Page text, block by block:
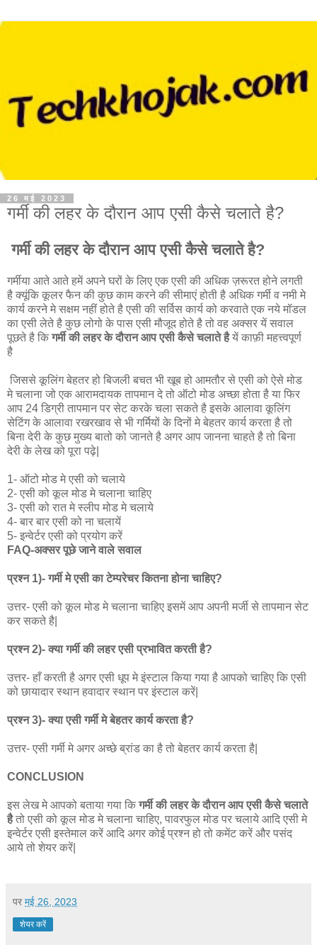
26 मई 2023
गर्मी की लहर के दौरान आप एसी कैसे चलाते है?
गर्मी की लहर के दौरान आप एसी कैसे चलाते है?
गर्मीया आते आते हमें अपने घरों के लिए एक एसी की अधिक ज़रूरत होने लगती
है क्यूंकि कूलर फैन की कुछ काम करने की सीमाएं होती है अधिक गर्मी व नमी मे
कार्य करने मे सक्षम नहीं होते है एसी की सर्विस कार्य को करवाते एक नये मॉडल
का एसी लेते है कुछ लोगो के पास एसी मौजूद होते है तो वह अक्सर यें सवाल
पूछते है किगर्मी की लहर के दौरान आप एसी कैसे चलाते हैयें काफ़ी महत्त्वपूर्ण
है
जिससे कूलिंग बेहतर हो बिजली बचत भी खूब हो आमतौर से एसी को ऐसे मोड
मे चलाना जो एक आरामदायक तापमान दे तो ऑटो मोड अच्छा होता है या फिर
आप 24 डिग्री तापमान पर सेट करके चला सकते है इसके आलावा कूलिंग
सेटिंग के आलावा रखरखाव से भी गर्मियों के दिनों मे बेहतर कार्य करता है तो
बिना देरी के कुछ मुख्य बातो को जानते है अगर आप जानना चाहते है तो बिना
देरी के लेख को पूरा पढ़े|
1- ऑटो मोड मे एसी को चलाये
2- एसी को कूल मोड मे चलाना चाहिए
3- एसी को रात मे स्लीप मोड मे चलाये
4- बार बार एसी को ना चलायें
5- इन्वेर्टर एसी को प्रयोग करें
FAQ-अक्सर पूछे जाने वाले सवाल
प्रश्न 1)- गर्मी मे एसी का टेम्परेचर कितना होना चाहिए?
उत्तर- एसी को कूल मोड मे चलाना चाहिए इसमें आप अपनी मर्जी से तापमान सेट
कर सकते है|
प्रश्न 2)- क्या गर्मी की लहर एसी प्रभावित करती है?
उत्तर- हाँ करती है अगर एसी धूप मे इंस्टाल किया गया है आपको चाहिए कि एसी
को छायादार स्थान हवादार स्थान पर इंस्टाल करें|
प्रश्न 3)- क्या एसी गर्मी मे बेहतर कार्य करता है?
उत्तर- एसी गर्मी मे अगर अच्छे ब्रांड का है तो बेहतर कार्य करता है|
CONCLUSION
इस लेख मे आपको बताया गया किगर्मी की लहर के दौरान आप एसी कैसे चलाते
हैतो एसी को कूल मोड मे चलाना चाहिए, पावरफुल मोड पर चलाये आदि एसी मे
इन्वेर्टर एसी इस्तेमाल करें आदि अगर कोई प्रश्न हो तो कमेंट करें और पसंद
आये तो शेयर करें|
पर मई 26, 2023
शेयर करें